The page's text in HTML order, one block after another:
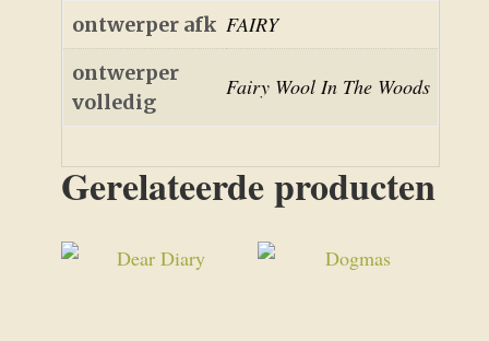
ontwerper afk FAIRY
ontwerper
volledig
Fairy Wool In The Woods
Gerelateerde producten